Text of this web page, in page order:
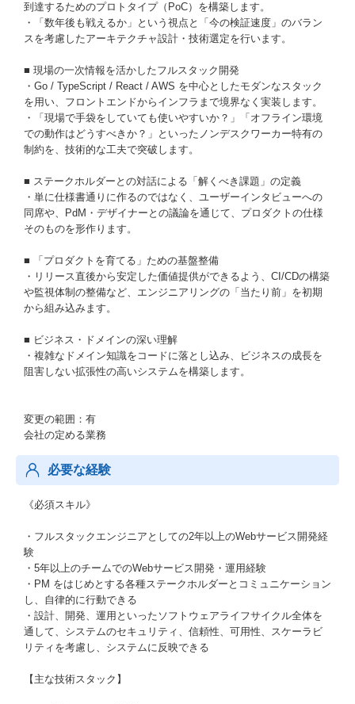
到達するためのプロトタイプ（PoC）を構築します。
・「数年後も戦えるか」という視点と「今の検証速度」のバラン
スを考慮したアーキテクチャ設計・技術選定を行います。
■ 現場の一次情報を活かしたフルスタック開発
・Go / TypeScript / React / AWS を中心としたモダンなスタック
を用い、フロントエンドからインフラまで境界なく実装します。
・「現場で手袋をしていても使いやすいか？」「オフライン環境
での動作はどうすべきか？」といったノンデスクワーカー特有の
制約を、技術的な工夫で突破します。
■ ステークホルダーとの対話による「解くべき課題」の定義
・単に仕様書通りに作るのではなく、ユーザーインタビューへの
同席や、PdM・デザイナーとの議論を通じて、プロダクトの仕様
そのものを形作ります。
■ 「プロダクトを育てる」ための基盤整備
・リリース直後から安定した価値提供ができるよう、CI/CDの構築
や監視体制の整備など、エンジニアリングの「当たり前」を初期
から組み込みます。
■ ビジネス・ドメインの深い理解
・複雑なドメイン知識をコードに落とし込み、ビジネスの成長を
阻害しない拡張性の高いシステムを構築します。
変更の範囲：有
会社の定める業務
必要な経験
《必須スキル》
・フルスタックエンジニアとしての2年以上のWebサービス開発経
験
・5年以上のチームでのWebサービス開発・運用経験
・PM をはじめとする各種ステークホルダーとコミュニケーション
し、自律的に行動できる
・設計、開発、運用といったソフトウェアライフサイクル全体を
通して、システムのセキュリティ、信頼性、可用性、スケーラビ
リティを考慮し、システムに反映できる
【主な技術スタック】